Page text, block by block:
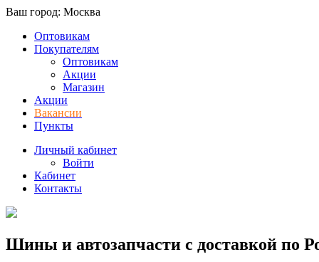
Ваш город: Москва
Оптовикам
Покупателям
Оптовикам
Акции
Магазин
Акции
Вакансии
Пункты
Личный кабинет
Войти
Кабинет
Контакты
Шины и автозапчасти с доставкой по